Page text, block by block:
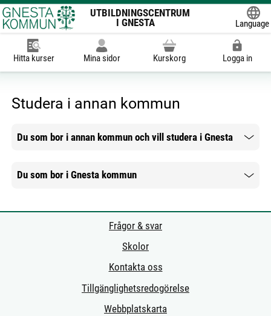
UTBILDNINGSCENTRUM
I GNESTA
Language
Hitta kurser Mina sidor Kurskorg Logga in
Studera i annan kommun
Du som bor i annan kommun och vill studera i Gnesta
Mer information
Du som bor i Gnesta kommun
Frågor & svar
Skolor
Kontakta oss
Tillgänglighetsredogörelse
Webbplatskarta